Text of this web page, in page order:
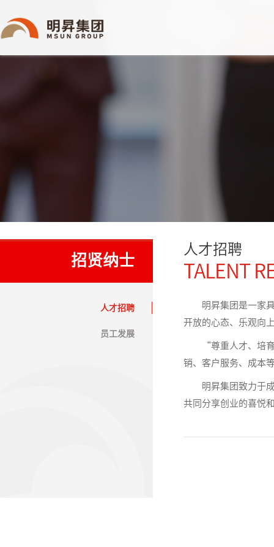
招贤纳士
人才招聘
员工发展
人才招聘
TALENT
明昇集团是一家
开放的心态、乐观向
“尊重人才、培
销、客户服务、成本
明昇集团致力于
共同分享创业的喜悦